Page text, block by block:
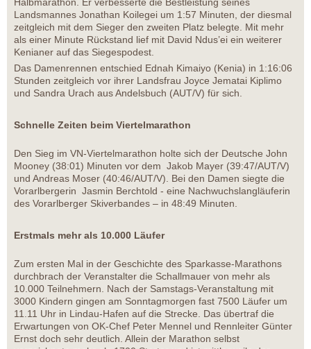
Halbmarathon. Er verbesserte die Bestleistung seines
Landsmannes Jonathan Koilegei um 1:57 Minuten, der diesmal
zeitgleich mit dem Sieger den zweiten Platz belegte. Mit mehr
als einer Minute Rückstand lief mit David Ndus’ei ein weiterer
Kenianer auf das Siegespodest.
Das Damenrennen entschied Ednah Kimaiyo (Kenia) in 1:16:06
Stunden zeitgleich vor ihrer Landsfrau Joyce Jematai Kiplimo
und Sandra Urach aus Andelsbuch (AUT/V) für sich.
Schnelle Zeiten beim Viertelmarathon
Den Sieg im VN-Viertelmarathon holte sich der Deutsche John
Mooney (38:01) Minuten vor dem Jakob Mayer (39:47/AUT/V)
und Andreas Moser (40:46/AUT/V). Bei den Damen siegte die
Vorarlbergerin Jasmin Berchtold - eine Nachwuchslangläuferin
des Vorarlberger Skiverbandes – in 48:49 Minuten.
Erstmals mehr als 10.000 Läufer
Zum ersten Mal in der Geschichte des Sparkasse-Marathons
durchbrach der Veranstalter die Schallmauer von mehr als
10.000 Teilnehmern. Nach der Samstags-Veranstaltung mit
3000 Kindern gingen am Sonntagmorgen fast 7500 Läufer um
11.11 Uhr in Lindau-Hafen auf die Strecke. Das übertraf die
Erwartungen von OK-Chef Peter Mennel und Rennleiter Günter
Ernst doch sehr deutlich. Allein der Marathon selbst